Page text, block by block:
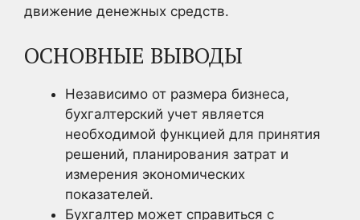
движение денежных средств.
ОСНОВНЫЕ ВЫВОДЫ
Независимо от размера бизнеса,
бухгалтерский учет является
необходимой функцией для принятия
решений, планирования затрат и
измерения экономических
показателей.
Бухгалтер может справиться с